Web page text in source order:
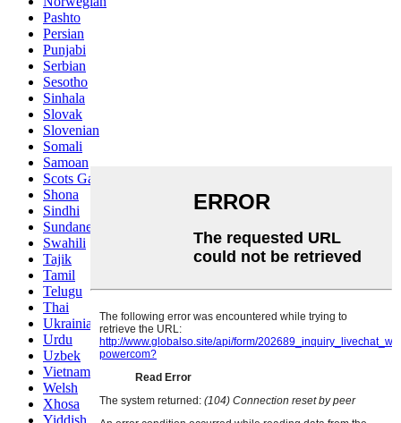
Pashto
Persian
Punjabi
Serbian
Sesotho
Sinhala
Slovak
Slovenian
Somali
Samoan
Scots Gaelic
Shona
Sindhi
Sundanese
Swahili
Tajik
Tamil
Telugu
Thai
Ukrainian
Urdu
Uzbek
Vietnamese
Welsh
Xhosa
Yiddish